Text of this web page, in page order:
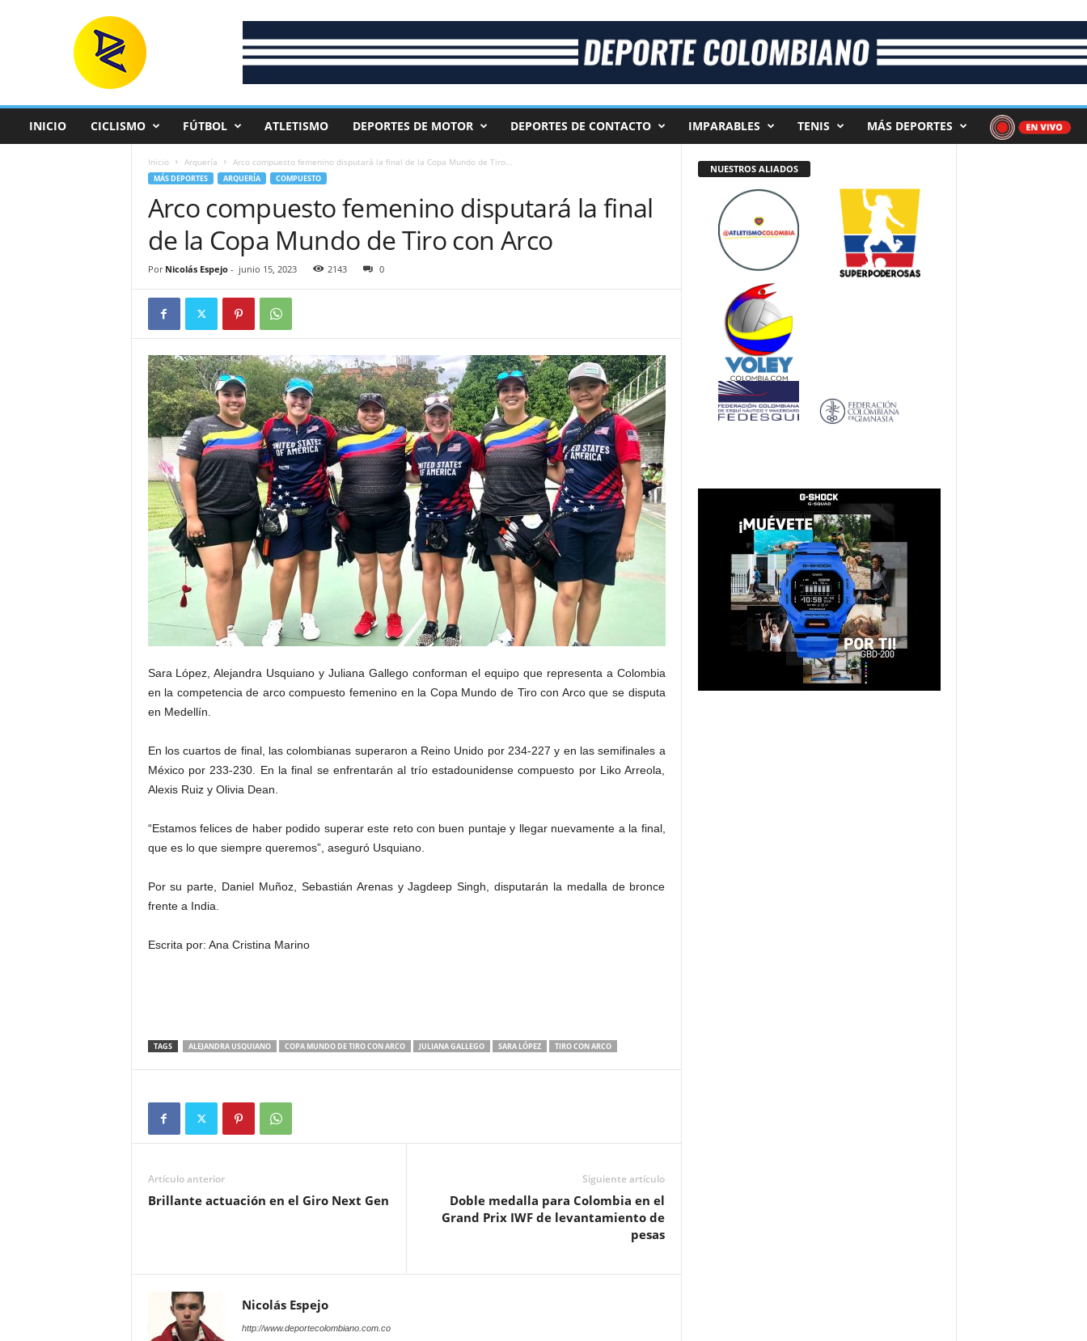
INICIO CICLISMO FÚTBOL ATLETISMO DEPORTES DE MOTOR DEPORTES DE CONTACTO IMPARABLES TENIS MÁS DEPORTES
Inicio Arquería Arco compuesto femenino disputará la final de la Copa Mundo de Tiro...
MÁS DEPORTES ARQUERÍA COMPUESTO
Arco compuesto femenino disputará la final
de la Copa Mundo de Tiro con Arco
Por Nicolás Espejo- junio 15, 2023 2143 0
Sara López, Alejandra Usquiano y Juliana Gallego conforman el equipo que representa a Colombia
en la competencia de arco compuesto femenino en la Copa Mundo de Tiro con Arco que se disputa
en Medellín.
En los cuartos de final, las colombianas superaron a Reino Unido por 234-227 y en las semifinales a
México por 233-230. En la final se enfrentarán al trío estadounidense compuesto por Liko Arreola,
Alexis Ruiz y Olivia Dean.
“Estamos felices de haber podido superar este reto con buen puntaje y llegar nuevamente a la final,
que es lo que siempre queremos”, aseguró Usquiano.
Por su parte, Daniel Muñoz, Sebastián Arenas y Jagdeep Singh, disputarán la medalla de bronce
frente a India.
Escrita por: Ana Cristina Marino
TAGS ALEJANDRA USQUIANO COPA MUNDO DE TIRO CON ARCO JULIANA GALLEGO SARA LÓPEZ TIRO CON ARCO
Artículo anterior
Brillante actuación en el Giro Next Gen
Siguiente artículo
Doble medalla para Colombia en el
Grand Prix IWF de levantamiento de
pesas
Nicolás Espejo
http://www.deportecolombiano.com.co
NUESTROS ALIADOS